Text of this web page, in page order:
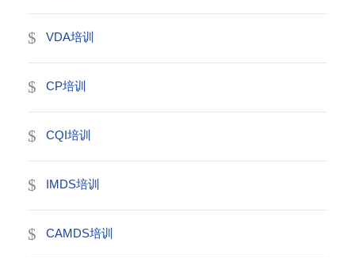
VDA培训
CP培训
CQI培训
IMDS培训
CAMDS培训